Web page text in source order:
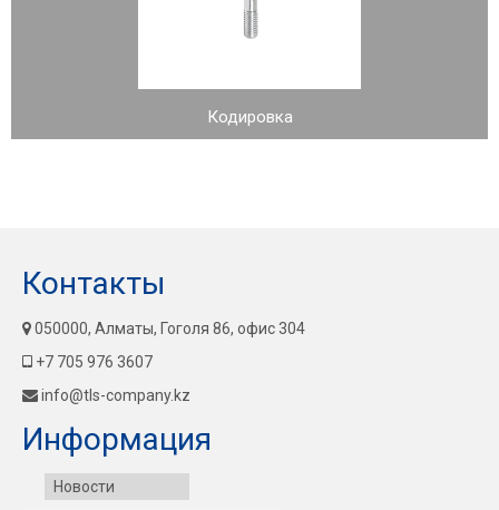
Кодировка
Контакты
050000, Алматы, Гоголя 86, офис 304
+7 705 976 3607
info@tls-company.kz
Информация
Новости